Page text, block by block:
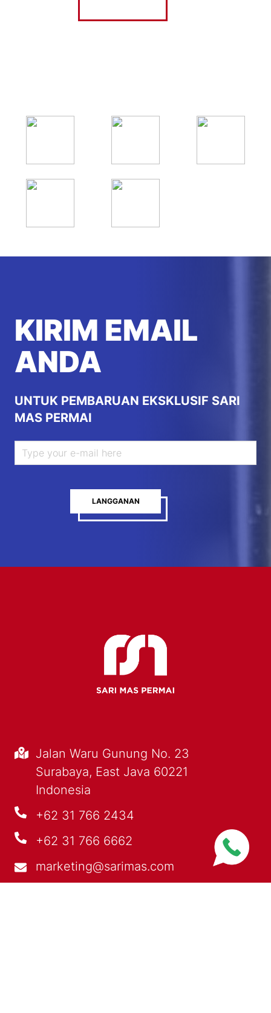
KIRIM EMAIL
ANDA
UNTUK PEMBARUAN EKSKLUSIF SARI
MAS PERMAI
LANGGANAN
Jalan Waru Gunung No. 23
Surabaya, East Java 60221
Indonesia
+62 31 766 2434
+62 31 766 6662
marketing@sarimas.com